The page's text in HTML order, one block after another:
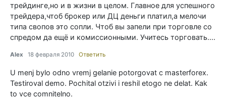
трейдинге,но и в жизни в целом. Главное для успешного
трейдера,чтоб брокер или ДЦ деньги платил,а мелочи
типа свопов это сопли. Чтоб вы запели при торговле со
спредом да ещё и комиссионными. Учитесь торговать....
Alex 18 февраля 2010 Ответить
U menj bylo odno vremj gelanie potorgovat c masterforex.
Testiroval demo. Pochital otzivi i reshil etogo ne delat. Kak
to vce comnitelno.